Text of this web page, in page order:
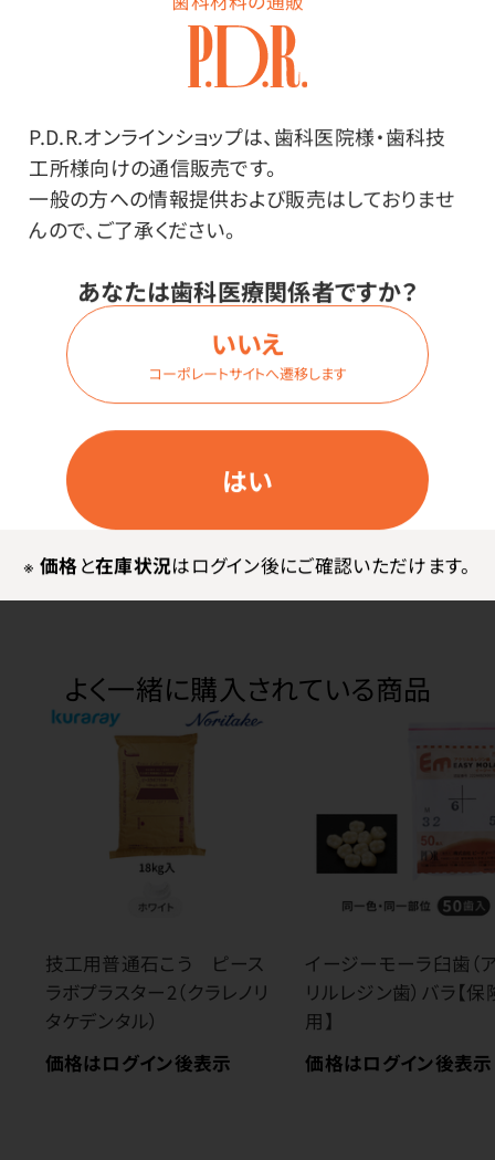
P.D.R.オンラインショップは、歯科医院様・歯科技
工所様向けの通信販売です。
一般の方への情報提供および販売はしておりませ
んので、ご了承ください。
あなたは歯科医療関係者ですか？
はい
いいえ
コーポレートサイトへ遷移します
※ 価格と在庫状況はログイン後にご確認いただけます。
商品詳細
特長
分離材、ワセリンの塗布に。
メーカー・ブランド
サクラクレパス
その他
●材質／毛：豚毛 柄：AS 金具：アルミニウム
よく一緒に購入されている商品
技工用普通石こう ピース
ラボプラスター2（クラレノリ
タケデンタル）
価格はログイン後表示
イージーモーラ臼歯（
リルレジン歯）バラ【
用】
価格はログイン後表示